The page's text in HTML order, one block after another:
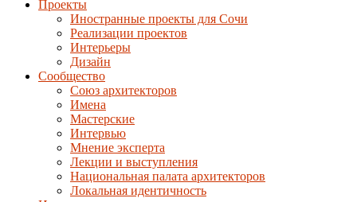
Проекты
Иностранные проекты для Сочи
Реализации проектов
Интерьеры
Дизайн
Сообщество
Союз архитекторов
Имена
Мастерские
Интервью
Мнение эксперта
Лекции и выступления
Национальная палата архитекторов
Локальная идентичность